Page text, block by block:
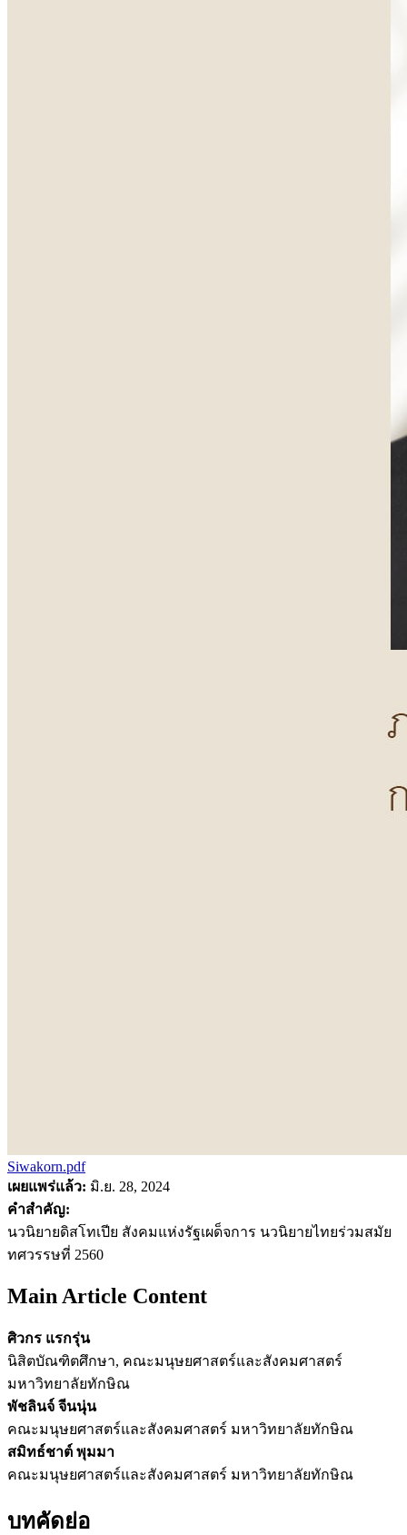
Siwakorn.pdf
เผยแพร่แล้ว: มิ.ย. 28, 2024
คำสำคัญ:
นวนิยายดิสโทเปีย สังคมแห่งรัฐเผด็จการ นวนิยายไทยร่วมสมัย
ทศวรรษที่ 2560
Main Article Content
ศิวกร แรกรุ่น
นิสิตบัณฑิตศึกษา, คณะมนุษยศาสตร์และสังคมศาสตร์
มหาวิทยาลัยทักษิณ
พัชลินจ์ จีนนุ่น
คณะมนุษยศาสตร์และสังคมศาสตร์ มหาวิทยาลัยทักษิณ
สมิทธ์ชาต์ พุมมา
คณะมนุษยศาสตร์และสังคมศาสตร์ มหาวิทยาลัยทักษิณ
บทคัดย่อ